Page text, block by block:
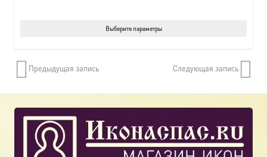
Выберите параметры
Предыдущая запись Следующая запись